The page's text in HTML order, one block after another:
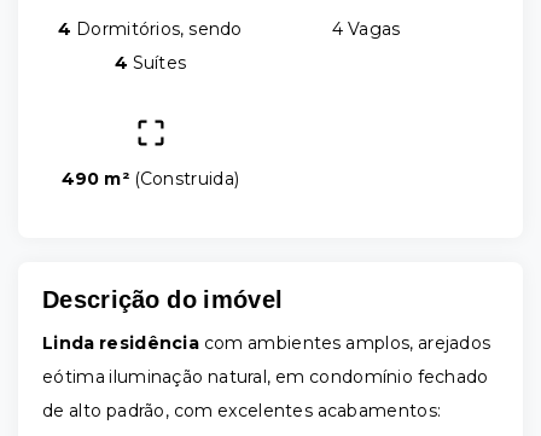
4 Dormitórios, sendo
4 Suítes
4 Vagas
490 m² (Construida)
Descrição do imóvel
Linda residência com ambientes amplos, arejados
eótima iluminação natural, em condomínio fechado
de alto padrão, com excelentes acabamentos: